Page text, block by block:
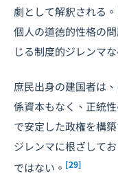
劇として解釈される
個人の道徳的性格の
じる制度的ジレンマな
庶民出身の建国者は
係資本もなく、正統
で安定した政権を構
ジレンマに根ざして
ではない。 [29]